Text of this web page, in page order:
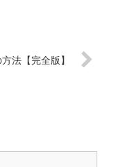
法【完全版】